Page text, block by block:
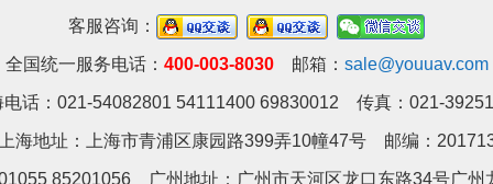
客服咨询：
全国统一服务电话： 400-003-8030邮箱： sale@youuav.com
电话：021-54082801 54111400 69830012 传真：021-
海地址：上海市青浦区康园路399弄10幢47号 邮编：
85201056 广州地址： 广州市天河区龙口东路34号广